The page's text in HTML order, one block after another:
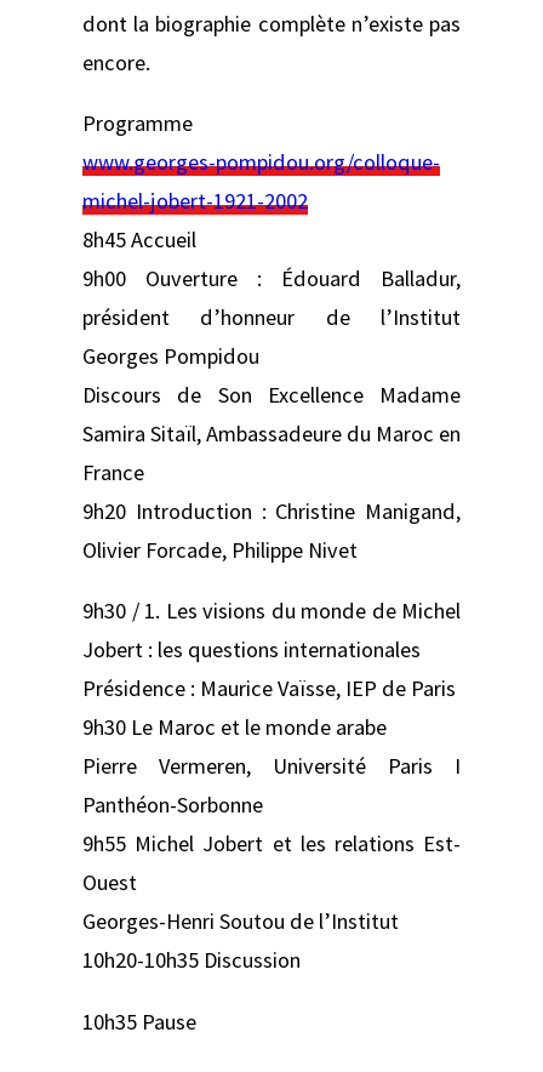
dont la biographie complète n’existe pas
encore.
Programme
www.georges-pompidou.org/colloque-
michel-jobert-1921-2002
8h45 Accueil
9h00 Ouverture : Édouard Balladur,
président d’honneur de l’Institut
Georges Pompidou
Discours de Son Excellence Madame
Samira Sitaïl, Ambassadeure du Maroc en
France
9h20 Introduction : Christine Manigand,
Olivier Forcade, Philippe Nivet
9h30 / 1. Les visions du monde de Michel
Jobert : les questions internationales
Présidence : Maurice Vaïsse, IEP de Paris
9h30 Le Maroc et le monde arabe
Pierre Vermeren, Université Paris I
Panthéon-Sorbonne
9h55 Michel Jobert et les relations Est-
Ouest
Georges-Henri Soutou de l’Institut
10h20-10h35 Discussion
10h35 Pause